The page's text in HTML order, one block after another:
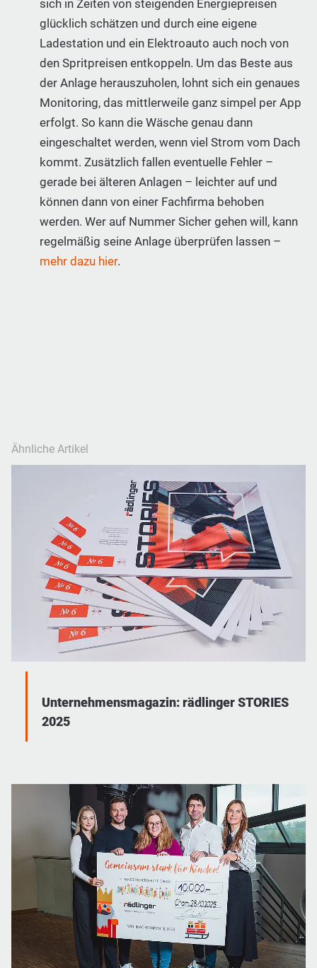
sich in Zeiten von steigenden Energiepreisen
glücklich schätzen und durch eine eigene
Ladestation und ein Elektroauto auch noch von
den Spritpreisen entkoppeln. Um das Beste aus
der Anlage herauszuholen, lohnt sich ein genaues
Monitoring, das mittlerweile ganz simpel per App
erfolgt. So kann die Wäsche genau dann
eingeschaltet werden, wenn viel Strom vom Dach
kommt. Zusätzlich fallen eventuelle Fehler –
gerade bei älteren Anlagen – leichter auf und
können dann von einer Fachfirma behoben
werden. Wer auf Nummer Sicher gehen will, kann
regelmäßig seine Anlage überprüfen lassen –
mehr dazu hier.
Ähnliche Artikel
Unternehmensmagazin: rädlinger STORIES
2025